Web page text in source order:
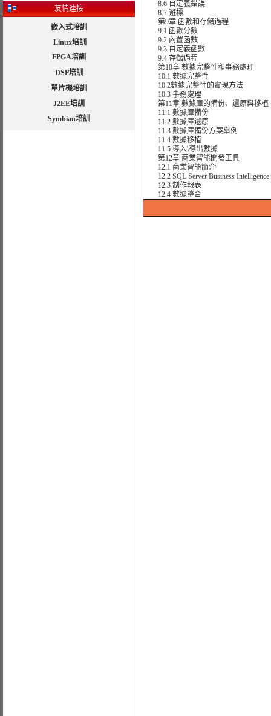
友情連接
嵌入式培訓
Linux培訓
FPGA培訓
DSP培訓
單片機培訓
J2EE培訓
Symbian培訓
8.6 自定義錯誤
8.7 遊標
第9章 函數和存儲過程
9.1 函數分數
9.2 內置函數
9.3 自定義函數
9.4 存儲過程
第10章 數據完整性和事務處理
10.1 數據完整性
10.2數據完整性的實現方法
10.3 事務處理
第11章 數據庫的備份、還原與移植
11.1 數據庫備份
11.2 數據庫還原
11.3 數據庫備份方案舉例
11.4 數據移植
11.5 導入\導出數據
第12章 商業智能開發工具
12.1 商業智能簡介
12.2 SQL Server Business Intelligence
12.3 制作報表
12.4 數據整合